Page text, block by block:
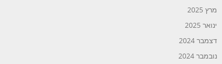
מרץ 2025
ינואר 2025
דצמבר 2024
נובמבר 2024